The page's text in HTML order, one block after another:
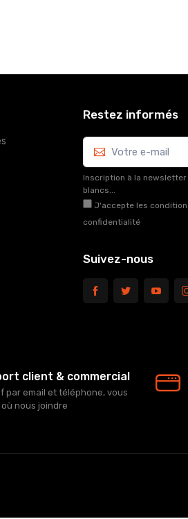
Restez informés
Inscription à la
blancs...
J'accepte les
confidentialité
Suivez-nous
client & commercial
par email et téléphone, vous
nous joindre